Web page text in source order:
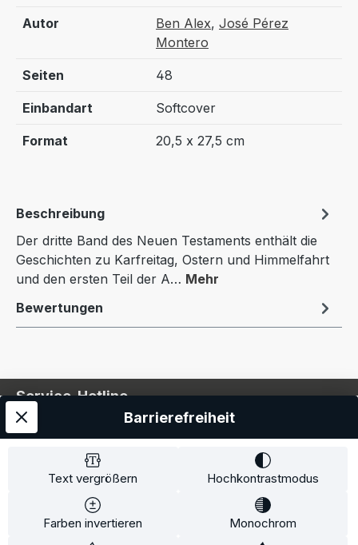
Autor Ben Alex, José Pérez
Montero
Seiten 48
Einbandart Softcover
Format 20,5 x 27,5 cm
Beschreibung
Der dritte Band des Neuen Testaments enthält die
Geschichten zu Karfreitag, Ostern und Himmelfahrt
und den ersten Teil der A… Mehr
Bewertungen
Service-Hotline
Service
Information
Text vergrößern Hochkontrastmodus
Farben invertieren Monochrom
Barrierefreiheit